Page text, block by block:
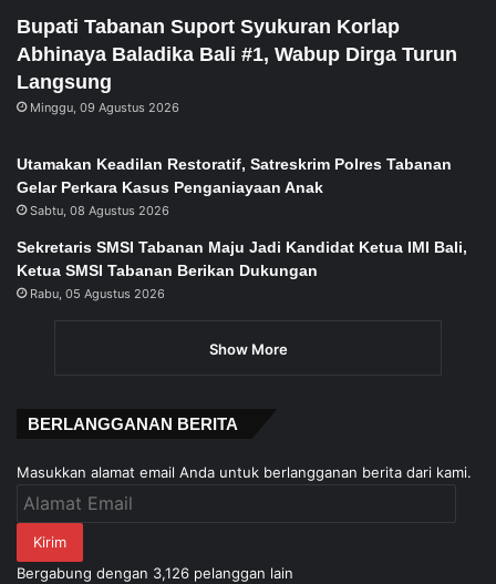
Bupati Tabanan Suport Syukuran Korlap
Abhinaya Baladika Bali #1, Wabup Dirga Turun
Langsung
Minggu, 09 Agustus 2026
Utamakan Keadilan Restoratif, Satreskrim Polres Tabanan
Gelar Perkara Kasus Penganiayaan Anak
Sabtu, 08 Agustus 2026
Sekretaris SMSI Tabanan Maju Jadi Kandidat Ketua IMI Bali,
Ketua SMSI Tabanan Berikan Dukungan
Rabu, 05 Agustus 2026
Show More
BERLANGGANAN BERITA
Masukkan alamat email Anda untuk berlangganan berita dari kami.
Alamat
Kirim
Bergabung dengan 3,126 pelanggan lain